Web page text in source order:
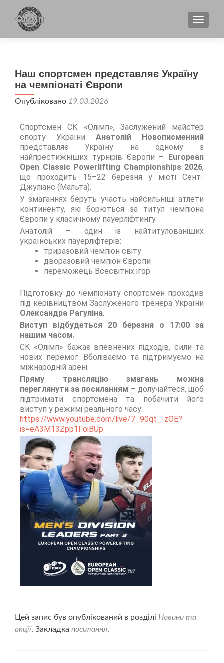
Наш спортсмен представляє Україну
на чемпіонаті Європи
Опубліковано 19.03.2026
Спортсмен СК «Олімп», Заслужений майстер
спорту України Анатолій Новописменний
представляє Україну на одному з
найпрестижніших турнірів Європи – European
Open Classic Powerlifting Championships 2026,
що проходить 15–22 березня у місті Сент-
Джуліанс (Мальта).
У змаганнях беруть участь найсильніші атлети
континенту, які борються за титул чемпіона
Європи у класичному пауерліфтингу.
Анатолій – один із найтитулованіших
українських пауерліфтерів:
триразовий чемпіон світу
дворазовий чемпіон Європи
переможець Всесвітніх ігор
Підготовку до чемпіонату спортсмен проходив
під керівництвом Заслуженого тренера України
Олександра Рагуліна.
Виступ відбудеться 20 березня о 17:00 за
нашим часом.
СК «Олімп» бажає впевнених підходів, сили та
нових перемог. Вболіваємо та підтримуємо на
міжнародній арені.
Пряму трансляцію змагань можна
переглянути за посиланням – долучайтеся, щоб
підтримати спортсмена та побачити його
виступ у режимі реального часу:
https://www.youtube.com/live/7_90qt_-zOE?
is=eA3M13Zpp1FoiBUp
Цей запис був опублікований в розділі Новини та
акції. Закладка посилання.